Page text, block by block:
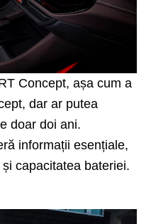
Concept, așa cum a
dar ar putea
doar doi ani.
informații esențiale,
capacitatea bateriei.